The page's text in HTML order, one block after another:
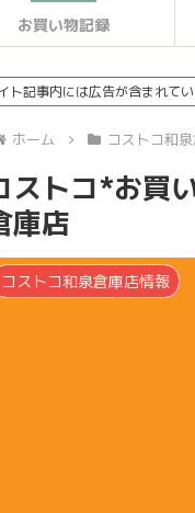
お買い物記録
ト記事内には広告が含まれてい
ホーム コストコ和
ストコ*お買
庫店
コストコ和泉倉庫店情報